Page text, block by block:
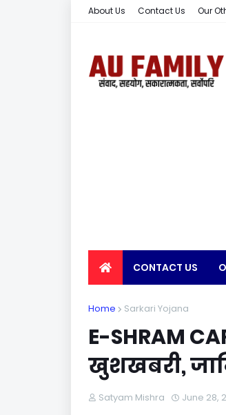
About Us Contact Us Our
CONTACT US
EARN MONEY
Home Sarkari Yojana
E-SHRAM
खुशखबरी,
Satyam Mishra June 28,